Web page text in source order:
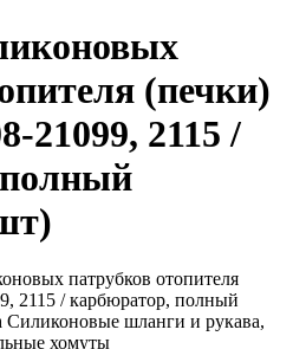
(печки)
21099, 2115 /